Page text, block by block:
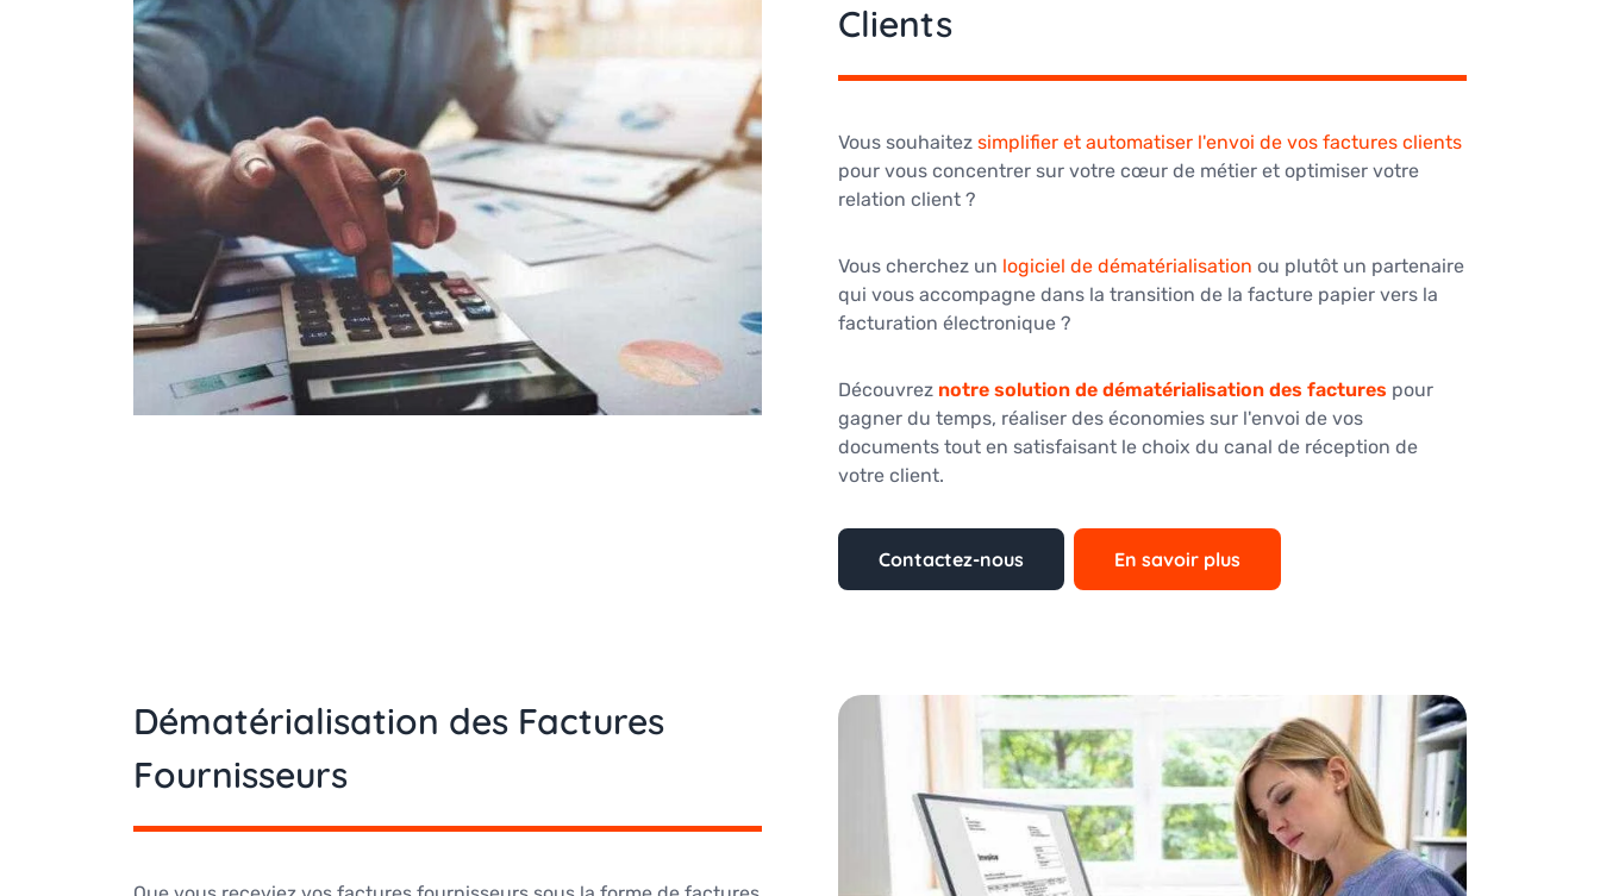
Clients
Vous souhaitez simplifier et automatiser l'envoi de vos factures clients
pour vous concentrer sur votre cœur de métier et optimiser votre
relation client ?
Vous cherchez un logiciel de dématérialisation ou plutôt un partenaire
qui vous accompagne dans la transition de la facture papier vers la
facturation électronique ?
Découvrez notre solution de dématérialisation des facturespour
gagner du temps, réaliser des économies sur l'envoi de vos
documents tout en satisfaisant le choix du canal de réception de
votre client.
Contactez-nous En savoir plus
Dématérialisation des Factures
Fournisseurs